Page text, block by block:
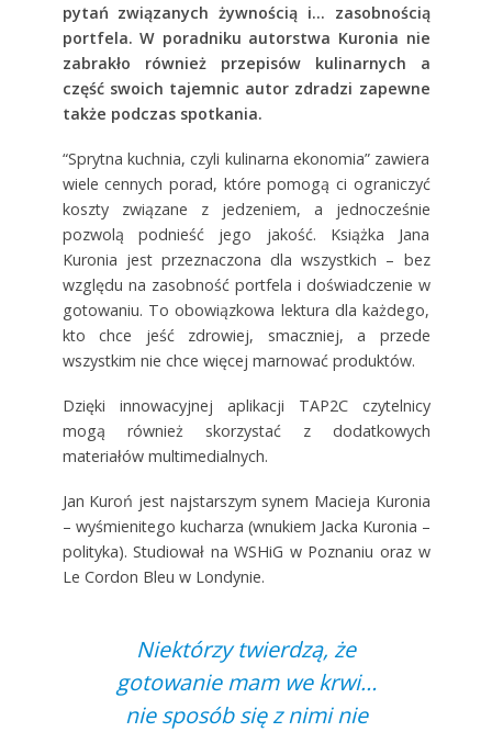
pytań związanych żywnością i… zasobnością
portfela. W poradniku autorstwa Kuronia nie
zabrakło również przepisów kulinarnych a
część swoich tajemnic autor zdradzi zapewne
także podczas spotkania.
“Sprytna kuchnia, czyli kulinarna ekonomia” zawiera
wiele cennych porad, które pomogą ci ograniczyć
koszty związane z jedzeniem, a jednocześnie
pozwolą podnieść jego jakość. Książka Jana
Kuronia jest przeznaczona dla wszystkich – bez
względu na zasobność portfela i doświadczenie w
gotowaniu. To obowiązkowa lektura dla każdego,
kto chce jeść zdrowiej, smaczniej, a przede
wszystkim nie chce więcej marnować produktów.
Dzięki innowacyjnej aplikacji TAP2C czytelnicy
mogą również skorzystać z dodatkowych
materiałów multimedialnych.
Jan Kuroń jest najstarszym synem Macieja Kuronia
– wyśmienitego kucharza (wnukiem Jacka Kuronia –
polityka). Studiował na WSHiG w Poznaniu oraz w
Le Cordon Bleu w Londynie.
Niektórzy twierdzą, że
gotowanie mam we krwi…
nie sposób się z nimi nie